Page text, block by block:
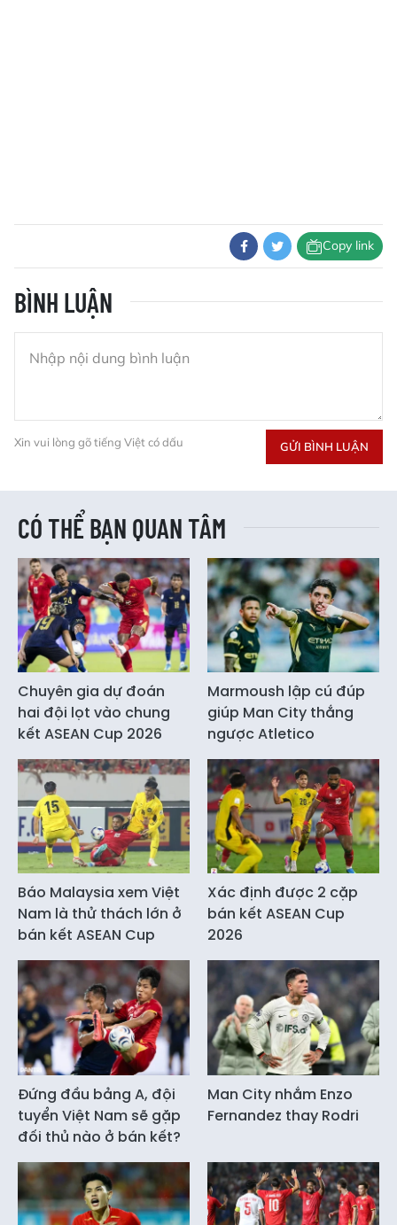
Copy link
BÌNH LUẬN
Xin vui lòng gõ tiếng Việt có dấu GỬI BÌNH LUẬN
CÓ THỂ BẠN QUAN TÂM
Chuyên gia dự đoán
hai đội lọt vào chung
kết ASEAN Cup 2026
Marmoush lập cú đúp
giúp Man City thắng
ngược Atletico
Báo Malaysia xem Việt
Nam là thử thách lớn ở
bán kết ASEAN Cup
Xác định được 2 cặp
bán kết ASEAN Cup
2026
Đứng đầu bảng A, đội
tuyển Việt Nam sẽ gặp
đối thủ nào ở bán kết?
Man City nhắm Enzo
Fernandez thay Rodri